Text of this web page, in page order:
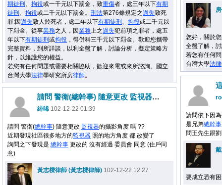
您好，關於
全盤了解，
若您有任何
台灣大學法律
期徒刑 、 拘役或一千元以下罰金，致重傷者，處三年以下有期
徒刑 、 拘役或二千元以下罰金。 刑法第276條規定之過失致死
罪:因過失致人於死者，處二年以下有期徒刑 、 拘役或二千元以
下罰金。從事業務之人，因業務上之過失犯前項之罪者，處五
年以下有期徒刑 或拘役 ，得併科三千元以下罰金。歡迎您攜帶
完整資料，到所詳談，以利全盤了解，討論分析，擬定策略方
針，以維護您的權益。
若您有任何問題或需要相關協助，歡迎來電或來所諮詢。國立
台灣大學法律學研究所房律師。
請問依下因
是兄弟總幹事
問王先生跟
要成立恐有
請問 警衛(總幹事) 隨意更改 監視器的攝影角度 嗎 ??
緋晞 102-12-22 01:39
請問 警衛(總幹事) 隨意更改 監視器的攝影角度 嗎 ??
近期發現社區很多地方的監視器 照的地方角度 都 改變了
詢問之下發現是 總幹事 更改的 沒有經過 委員會 同意 (住戶同
意)
黃志樑律師 (黃志樑律師) 102-12-22 12:27